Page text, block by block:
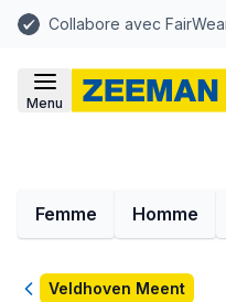
Collabore avec
Menu
Femme Homme
RetourVeldhoven Meent